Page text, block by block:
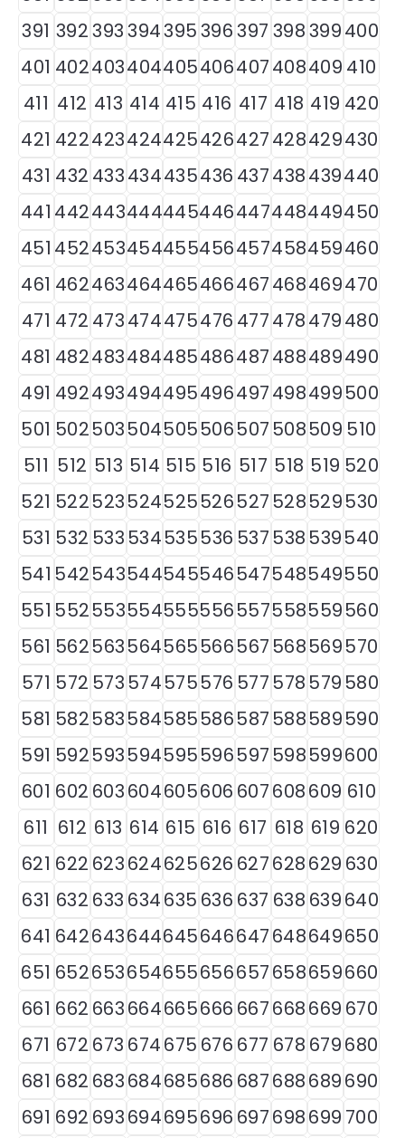
391 392393394395396397 398399400
401 402403404405406407408409 410
411 412 413 414 415 416 417 418 419 420
421 422423424425426427428429430
431 432 433434435436 437438439440
441 442443444445446447448449450
451 452453454455456457458459460
461 462463464465466467468469470
471 472 473474475476 477478479480
481 482483484485486487488489490
491 492493494495496497498499500
501 502503504505506507508509 510
511 512 513 514 515 516 517 518 519 520
521 522523524525526527528529530
531 532 533534535536 537538539540
541 542543544545546547548549550
551 552553554555556557558559560
561 562563564565566567568569570
571 572 573574575576 577578579580
581 582583584585586587588589590
591 592593594595596597598599600
601 602 603604605606 607608609 610
611 612 613 614 615 616 617 618 619 620
621 622 623624625626 627628629 630
631 632 633 634635 636 637 638 639640
641 642643644645646647648649650
651 652653654655656657658659660
661 662 663664665666 667668669 670
671 672 673 674675 676 677 678 679680
681 682 683684685686 687688689690
691 692 693694695696 697698699 700